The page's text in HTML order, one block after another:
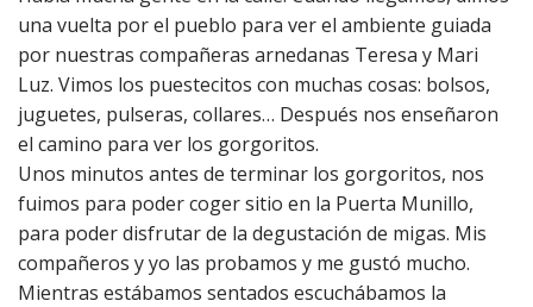
una vuelta por el pueblo para ver el ambiente guiada
por nuestras compañeras arnedanas Teresa y Mari
Luz. Vimos los puestecitos con muchas cosas: bolsos,
juguetes, pulseras, collares… Después nos enseñaron
el camino para ver los gorgoritos.
Unos minutos antes de terminar los gorgoritos, nos
fuimos para poder coger sitio en la Puerta Munillo,
para poder disfrutar de la degustación de migas. Mis
compañeros y yo las probamos y me gustó mucho.
Mientras estábamos sentados escuchábamos la